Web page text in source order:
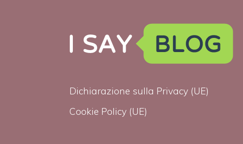
Dichiarazione sulla Privacy (UE)
Cookie Policy (UE)